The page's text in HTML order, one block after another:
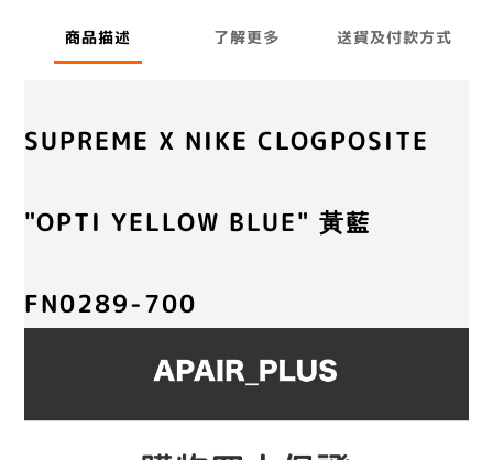
商品描述 了解更多 送貨及付款方式
SUPREME X NIKE CLOGPOSITE
"OPTI YELLOW BLUE" 黃藍
FN0289-700